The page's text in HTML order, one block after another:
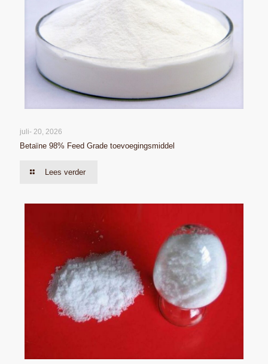
juli- 20, 2026
Betaïne 98% Feed Grade toevoegingsmiddel
Lees verder